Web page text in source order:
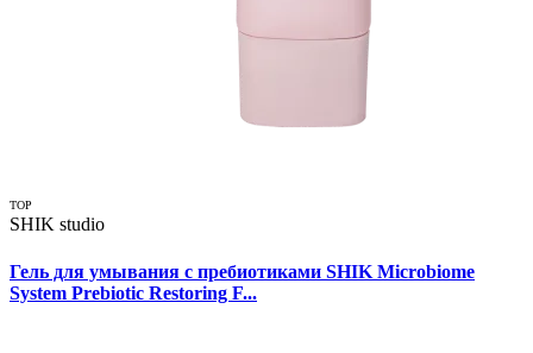
TOP
SHIK studio
Гель для умывания с пребиотиками SHIK Microbiome
System Prebiotic Restoring F...